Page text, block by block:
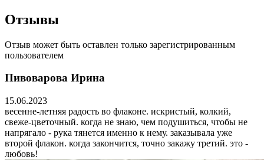
Отзывы
Отзыв может быть оставлен только зарегистрированным
пользователем
Пивоварова Ирина
15.06.2023
весенне-летняя радость во флаконе. искристый, колкий,
свеже-цветочный. когда не знаю, чем подушиться, чтобы не
напрягало - рука тянется именно к нему. заказывала уже
второй флакон. когда закончится, точно закажу третий. это -
любовь!